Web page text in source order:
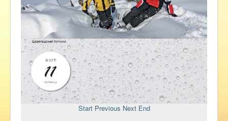
Start Previous Next End